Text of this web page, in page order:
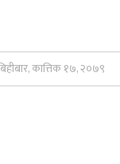
कात्तिक १७, २०७९